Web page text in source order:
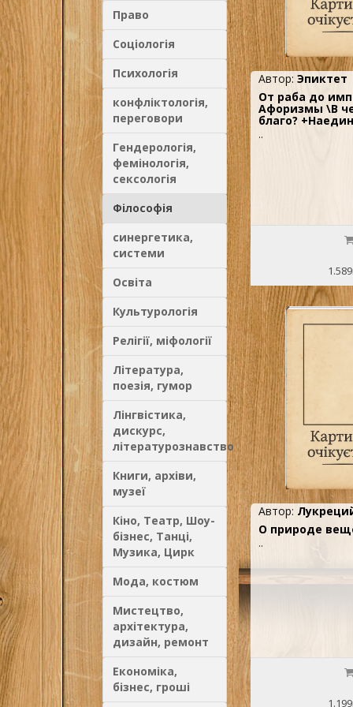
Право
Соціологія
Психологія
конфліктологія,
переговори
Гендерологія,
фемінологія,
сексологія
Філософія
синергетика,
системи
Освіта
Культурологія
Релігії, міфології
Література,
поезія, гумор
Лінгвістика,
дискурс,
літературознавство
Книги, архіви,
музеї
Кіно, Театр, Шоу-
бізнес, Танці,
Музика, Цирк
Мода, костюм
Мистецтво,
архітектура,
дизайн, ремонт
Економіка,
бізнес, гроші
Автор: Эпиктет
От раба до
Афоризмы \В
благо?
..
Автор:
О природе
..